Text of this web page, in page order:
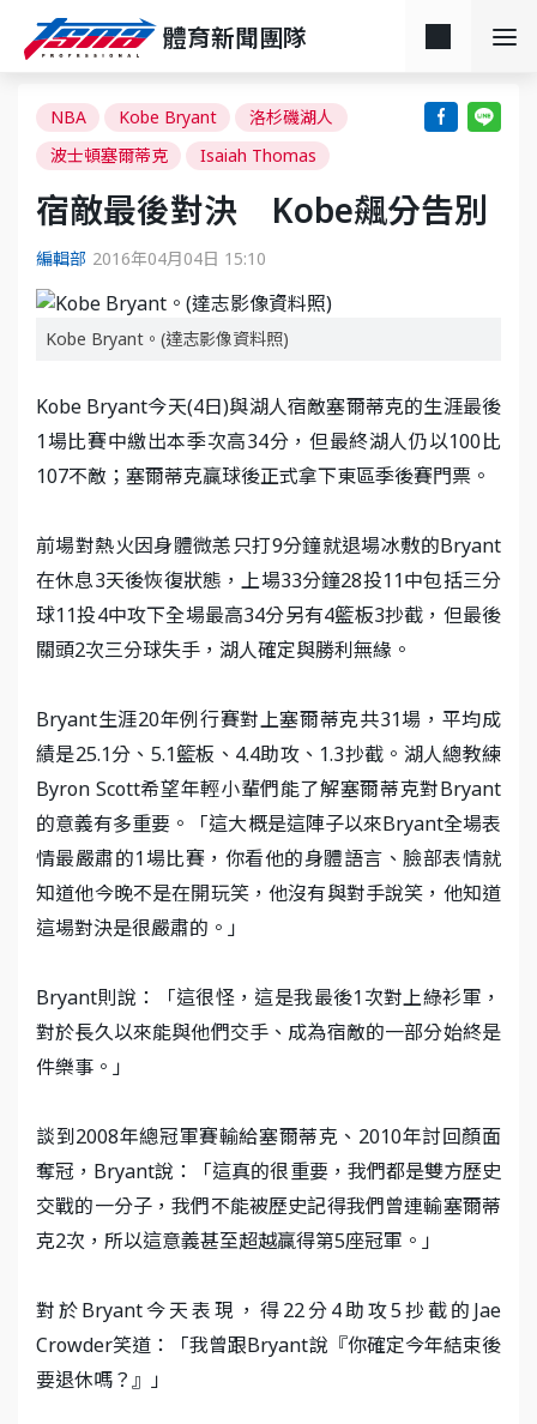
體育新聞團隊
NBA Kobe Bryant
洛杉磯湖人
波士頓塞爾蒂克
Isaiah Thomas
宿敵最後對決 Kobe飆分告別
編輯部 2016年04月04日 15:10
Kobe Bryant。(達志影像資料照)
Kobe Bryant今天(4日)與湖人宿敵塞爾蒂克的生涯最後
1場比賽中繳出本季次高34分，但最終湖人仍以100比
107不敵；塞爾蒂克贏球後正式拿下東區季後賽門票。
前場對熱火因身體微恙只打9分鐘就退場冰敷的Bryant
在休息3天後恢復狀態，上場33分鐘28投11中包括三分
球11投4中攻下全場最高34分另有4籃板3抄截，但最後
關頭2次三分球失手，湖人確定與勝利無緣。
Bryant生涯20年例行賽對上塞爾蒂克共31場，平均成
績是25.1分、5.1籃板、4.4助攻、1.3抄截。湖人總教練
Byron Scott希望年輕小輩們能了解塞爾蒂克對Bryant
的意義有多重要。「這大概是這陣子以來Bryant全場表
情最嚴肅的1場比賽，你看他的身體語言、臉部表情就
知道他今晚不是在開玩笑，他沒有與對手說笑，他知道
這場對決是很嚴肅的。」
Bryant則說：「這很怪，這是我最後1次對上綠衫軍，
對於長久以來能與他們交手、成為宿敵的一部分始終是
件樂事。」
談到2008年總冠軍賽輸給塞爾蒂克、2010年討回顏面
奪冠，Bryant說：「這真的很重要，我們都是雙方歷史
交戰的一分子，我們不能被歷史記得我們曾連輸塞爾蒂
克2次，所以這意義甚至超越贏得第5座冠軍。」
對於Bryant今天表現，得22分4助攻5抄截的Jae
Crowder笑道：「我曾跟Bryant說『你確定今年結束後
要退休嗎？』」